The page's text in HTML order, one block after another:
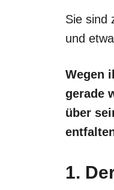
Sie sind
und
Wegen
gerade
über
1.